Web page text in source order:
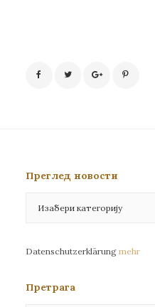
Преглед новости
новости
Datenschutzerklärung mehr
Претрага